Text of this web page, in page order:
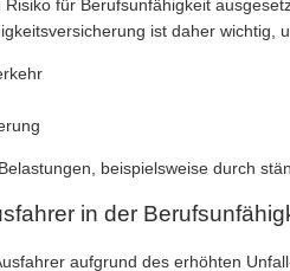
für Berufsunfähigkeit
ist daher
beispielsweise durch
in der
aufgrund des erhöhten